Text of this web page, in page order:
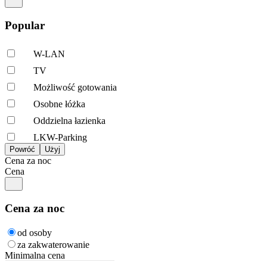
Popular
W-LAN
TV
Możliwość gotowania
Osobne łóżka
Oddzielna łazienka
LKW-Parking
Cena za noc
Cena
Cena za noc
od osoby
za zakwaterowanie
Minimalna cena